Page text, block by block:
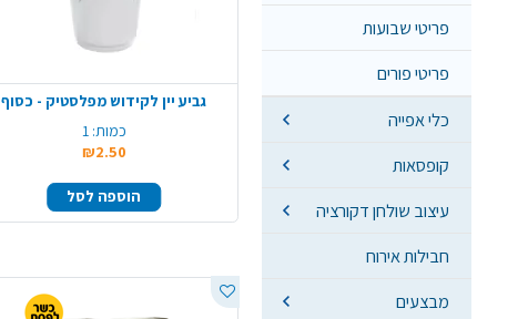
פריטי שבועות
פריטי פורים
כלי אפייה
קופסאות
עיצוב שולחן דקורציה
חבילות אירוח
מבצעים
גביע יין לקידוש מפלסטיק - כסוף
כמות: 1
₪2.50
הוספה לסל